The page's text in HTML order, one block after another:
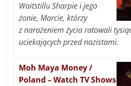
Waitstillu Sharpie i jego
żonie, Marcie, którzy
z narażeniem życia ratowali
uciekających przed nazistami.
Moh Maya Money /
Poland – Watch TV Shows